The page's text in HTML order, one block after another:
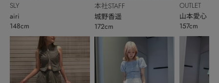
SLY
airi
148cm
本社STAFF
城野香遥
172cm
OUTLET
山本愛心
157cm